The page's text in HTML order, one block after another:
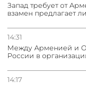
Запад требует от
взамен предлагает
14:31
Между Арменией и
России в
14:17